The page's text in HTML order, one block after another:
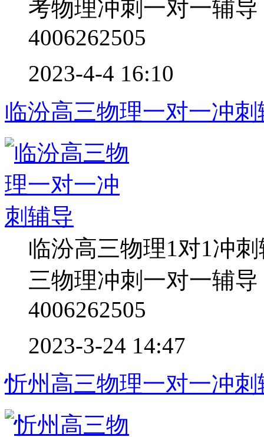
考物理冲刺一对一辅
4006262505
2023-4-4 16:10
临汾高三物理一对一冲刺
临汾高三物理1对1冲
三物理冲刺一对一辅
4006262505
2023-3-24 14:47
忻州高三物理一对一冲刺